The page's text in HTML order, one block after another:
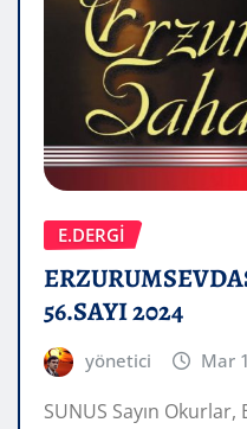
E.DERGİ
56.SAYI 2024
yönetici Mar
SUNUS Sayın